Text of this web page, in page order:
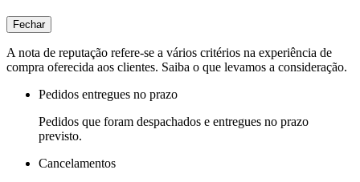
Fechar
A nota de reputação refere-se a vários critérios na experiência de
compra oferecida aos clientes. Saiba o que levamos a consideração.
Pedidos entregues no prazo
Pedidos que foram despachados e entregues no prazo
previsto.
Cancelamentos